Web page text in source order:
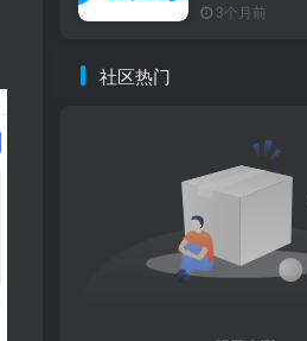
3个月前
社区热门